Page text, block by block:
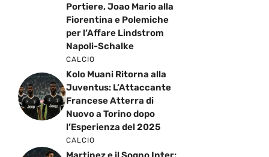
Portiere, Joao Mario alla
Fiorentina e Polemiche
per l’Affare Lindstrom
Napoli-Schalke
CALCIO
Kolo Muani Ritorna alla
Juventus: L’Attaccante
Francese Atterra di
Nuovo a Torino dopo
l’Esperienza del 2025
CALCIO